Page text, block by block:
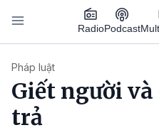
Nhảy đến nội dung
RadioPodcast
Pháp luật
Giết người
trả